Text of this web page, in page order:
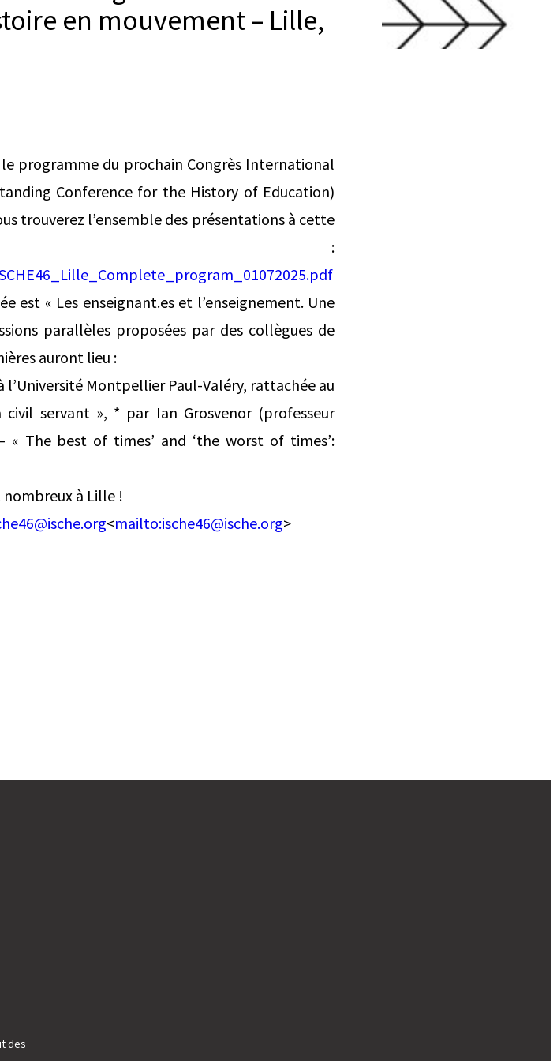
en mouvement – Lille,
programme du prochain Congrès International
Conference for the History of Education)
trouverez l’ensemble des présentations à cette
:
est « Les enseignant.es et l’enseignement. Une
parallèles proposées par des collègues de
auront lieu :
Montpellier Paul-Valéry, rattachée au
servant », * par Ian Grosvenor (professeur
« The best of times’ and ‘the worst of times’:
à Lille !
<mailto:ische46@ische.org>
des